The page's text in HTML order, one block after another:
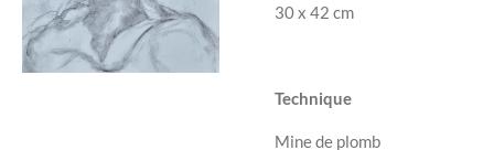
30 x 42 cm
Technique
Mine de plomb